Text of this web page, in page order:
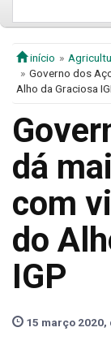
início
Governo dos
Alho da Graciosa
dá
com
do
IGP
15 março 2020,